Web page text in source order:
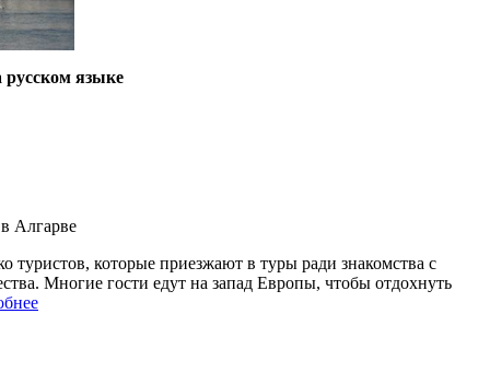
русском языке
Алгарве
туристов, которые приезжают в туры ради знакомства с
Многие гости едут на запад Европы, чтобы отдохнуть